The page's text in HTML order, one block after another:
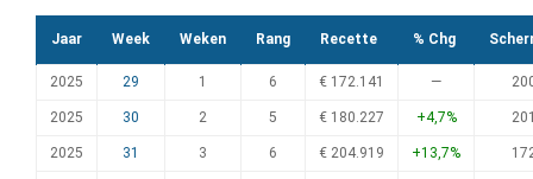
Jaar Week Weken Rang Recette % Chg
2025 29 1 6 € 172.141 —
2025 30 2 5 € 180.227 +4,7%
2025 31 3 6 € 204.919 +13,7%